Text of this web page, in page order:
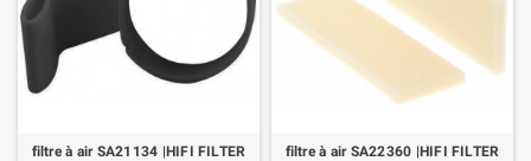
filtre à air SA21134 |HIFI FILTER filtre à air SA22360 |HIFI FILTER